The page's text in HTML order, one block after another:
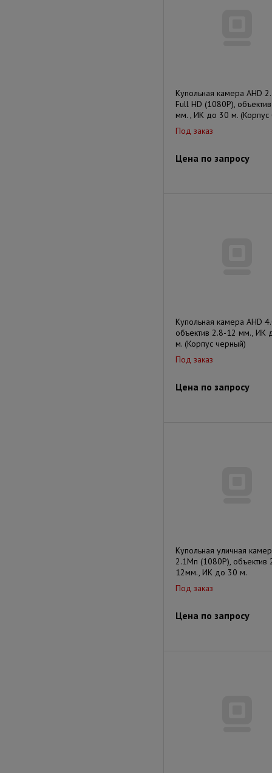
Купольная камера AHD
Full HD (1080P),
мм. , ИК до 30 м. (Корпус
Под заказ
Цена по запросу
Купольная камера AHD
объектив 2.8-12 мм., ИК
м. (Корпус черный)
Под заказ
Цена по запросу
Купольная уличная
2.1Мп (1080P), объектив
12мм., ИК до 30 м.
Под заказ
Цена по запросу